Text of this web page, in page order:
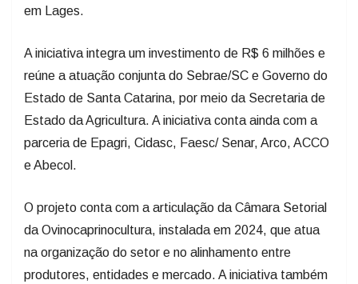
reúne a atuação conjunta do Sebrae/SC e Governo do
Estado de Santa Catarina, por meio da Secretaria de
Estado da Agricultura. A iniciativa conta ainda com a
parceria de Epagri, Cidasc, Faesc/ Senar, Arco, ACCO
e Abecol.
da Ovinocaprinocultura, instalada em 2024, que atua
na organização do setor e no alinhamento entre
produtores, entidades e mercado. A iniciativa também
prevê a construção de uma estratégia de longo prazo,